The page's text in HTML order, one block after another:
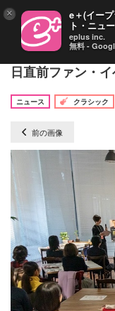
ルカ・スーリッ
日直前ファン・
ニュース
クラシック
前の画像
× e＋(イー
ト・ニュ
eplus inc.
無料 -